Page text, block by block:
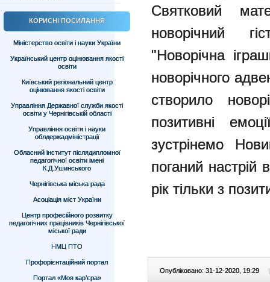
КОРИСНІ ПОСИЛАННЯ
Міністерство освіти і науки України
Український центр оцінювання якості
освіти
Київський регіональний центр
оцінювання якості освіти
Управління Державної служби якості
освіти у Чернігівській області
Управління освіти і науки
облдержадміністрації
Обласний інститут післядипломної
педагогічної освіти імені
К.Д.Ушинського
Чернігівська міська рада
Асоціація міст України
Центр професійного розвитку
педагогічних працівників Чернігівської
міської ради
НМЦ ПТО
Профорієнтаційний портал
Портал «Моя кар’єра»
Святковий
новорічний
"Новорічна
новорічного
створило
позитивні
зустрінемо
поганий
рік тільки з
Опубліковано: 31-12-2020, 19:29 |